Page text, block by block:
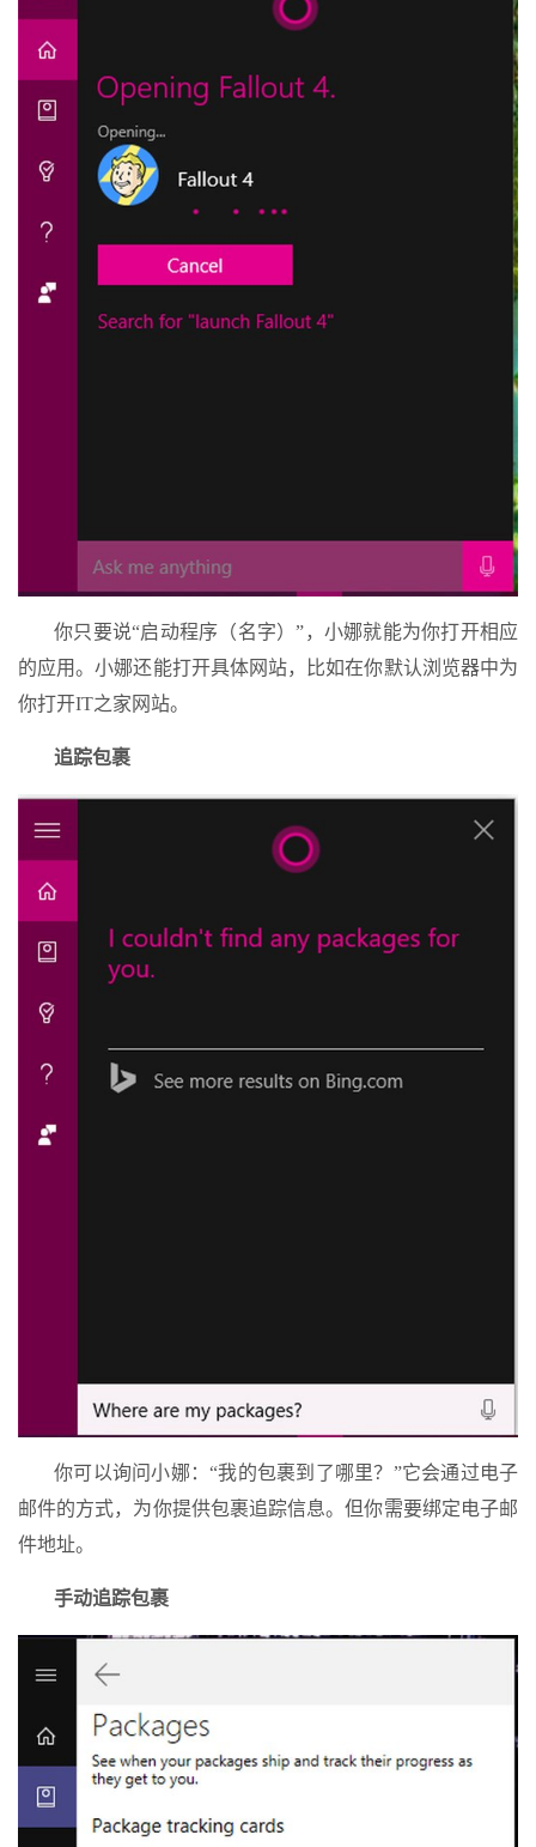
你只要说“启动程序（名字）”，小娜就能为你打开相应
的应用。小娜还能打开具体网站，比如在你默认浏览器中为
你打开IT之家网站。
追踪包裹
你可以询问小娜：“我的包裹到了哪里？”它会通过电子
邮件的方式，为你提供包裹追踪信息。但你需要绑定电子邮
件地址。
手动追踪包裹